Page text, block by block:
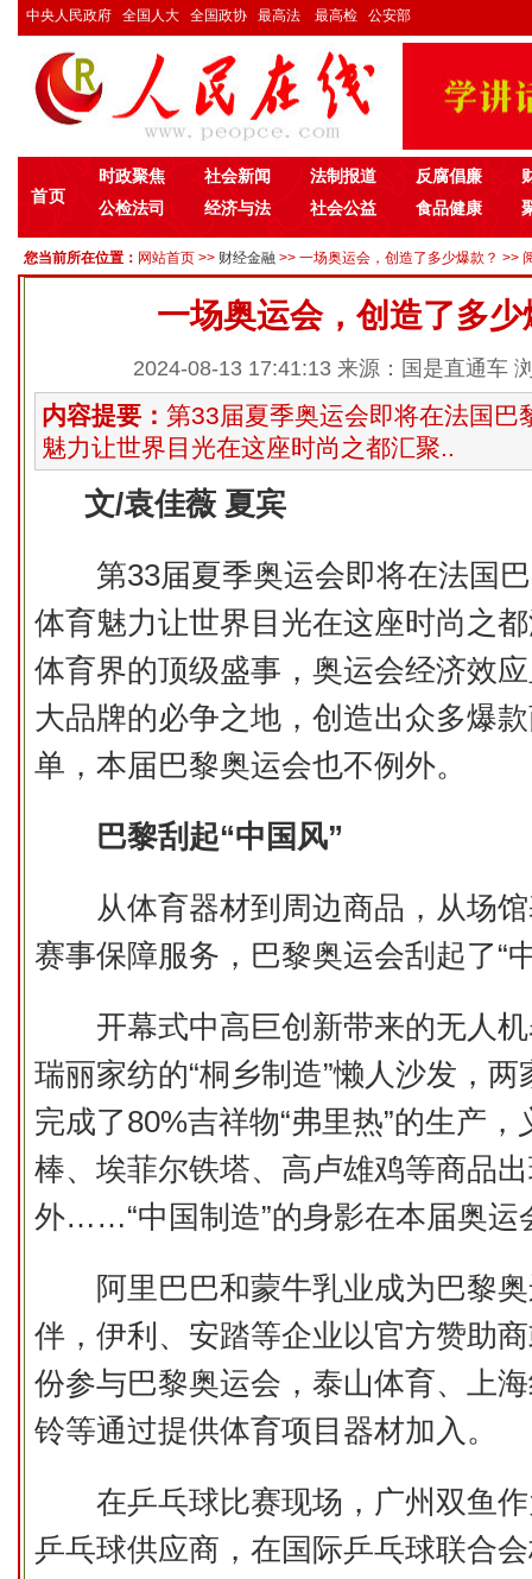
中央人民政府 全国人大 全国政协 最高法 最高检 公安部
首页
时政聚焦 社会新闻 法制报道 反腐倡廉
公检法司
经济与法 社会公益 食品健康
您当前所在位置： 网站首页 >> 财经金融 >> 一场奥运会，创造了多少爆款？ >>
一场奥运会，创造了多少
2024-08-13 17:41:13 来源：国是直通车
内容提要： 第33届夏季奥运会即将在法国巴
魅力让世界目光在这座时尚之都汇聚..
文/袁佳薇 夏宾
第33届夏季奥运会即将在法国巴
体育魅力让世界目光在这座时尚之
体育界的顶级盛事，奥运会经济效
大品牌的必争之地，创造出众多爆
单，本届巴黎奥运会也不例外。
巴黎刮起“中国风”
从体育器材到周边商品，从场馆
赛事保障服务，巴黎奥运会刮起了“
开幕式中高巨创新带来的无人机
瑞丽家纺的“桐乡制造”懒人沙发，
完成了80%吉祥物“弗里热”的生产
棒、埃菲尔铁塔、高卢雄鸡等商品
外……“中国制造”的身影在本届奥运
阿里巴巴和蒙牛乳业成为巴黎奥
伴，伊利、安踏等企业以官方赞助
份参与巴黎奥运会，泰山体育、上
铃等通过提供体育项目器材加入。
在乒乓球比赛现场，广州双鱼作
乒乓球供应商，在国际乒乓球联合